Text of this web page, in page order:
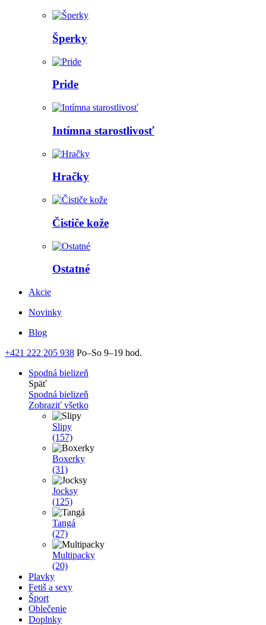
Šperky
Pride
Intímna starostlivosť
Hračky
Čističe kože
Ostatné
Akcie
Novinky
Blog
+421 222 205 938 Po–So 9–19 hod.
Spodná bielizeň
Späť
Spodná bielizeň
Zobraziť všetko
Slipy
(157)
Boxerky
(31)
Jocksy
(125)
Tangá
(27)
Multipacky
(20)
Plavky
Fetiš a sexy
Šport
Oblečenie
Doplnky